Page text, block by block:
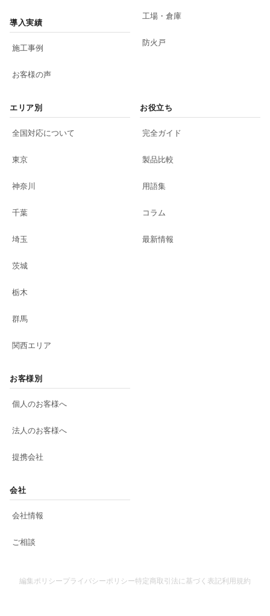
導入実績
施工事例
お客様の声
工場・倉庫
防火戸
エリア別
全国対応について
東京
神奈川
千葉
埼玉
茨城
栃木
群馬
関西エリア
お役立ち
完全ガイド
製品比較
用語集
コラム
最新情報
お客様別
個人のお客様へ
法人のお客様へ
提携会社
会社
会社情報
ご相談
編集ポリシープライバシーポリシー特定商取引法に基づく表記利用規約